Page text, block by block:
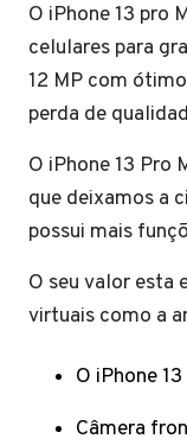
O iPhone 13 pro
celulares para
12 MP com
perda de
O iPhone 13 Pro
que deixamos a
possui mais
O seu valor esta
virtuais como a
O iPhone
Câmera